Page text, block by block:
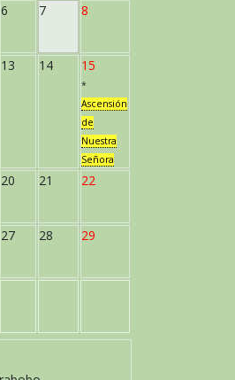
6 7 8
13 14 15
*
Ascensión
de
Nuestra
Señora
20 21 22
27 28 29